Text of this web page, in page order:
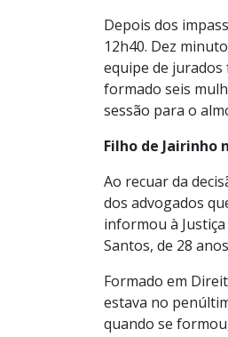
Depois dos
12h40. Dez
equipe de jurados
formado seis
sessão para o
Filho de Jairinho
Ao recuar da
dos advogados
informou à
Santos, de 28
Formado em
estava no
quando se